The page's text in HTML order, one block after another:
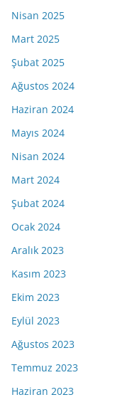
Nisan 2025
Mart 2025
Şubat 2025
Ağustos 2024
Haziran 2024
Mayıs 2024
Nisan 2024
Mart 2024
Şubat 2024
Ocak 2024
Aralık 2023
Kasım 2023
Ekim 2023
Eylül 2023
Ağustos 2023
Temmuz 2023
Haziran 2023